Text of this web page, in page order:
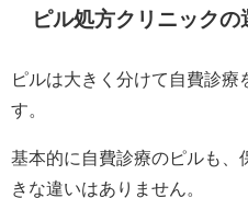
ピル処方クリニック
ピルは大きく分けて自費診療
す。
基本的に自費診療のピルも、
きな違いはありません。